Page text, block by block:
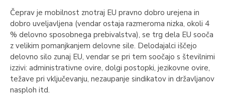
Čeprav je mobilnost znotraj EU pravno dobro urejena in
dobro uveljavljena (vendar ostaja razmeroma nizka, okoli 4
% delovno sposobnega prebivalstva), se trg dela EU sooča
z velikim pomanjkanjem delovne sile. Delodajalci iščejo
delovno silo zunaj EU, vendar se pri tem soočajo s številnimi
izzivi: administrativne ovire, dolgi postopki, jezikovne ovire,
težave pri vključevanju, nezaupanje sindikatov in državljanov
nasploh itd.